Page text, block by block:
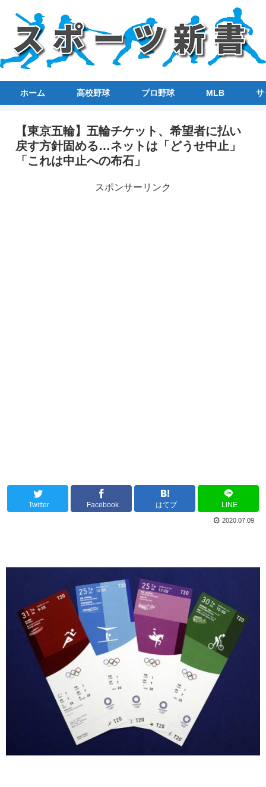
ホーム 高校野球 プロ野球 MLB サ
【東京五輪】五輪チケット、希望者に払い
戻す方針固める…ネットは「どうせ中止」
「これは中止への布石」
スポンサーリンク
Twitter Facebook はてブ LINE
2020.07.09